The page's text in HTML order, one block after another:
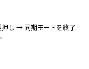
押し → 同期モードを終了